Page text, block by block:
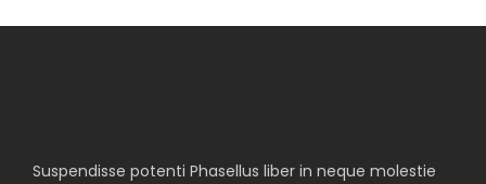
Suspendisse potenti Phasellus liber in neque molestie